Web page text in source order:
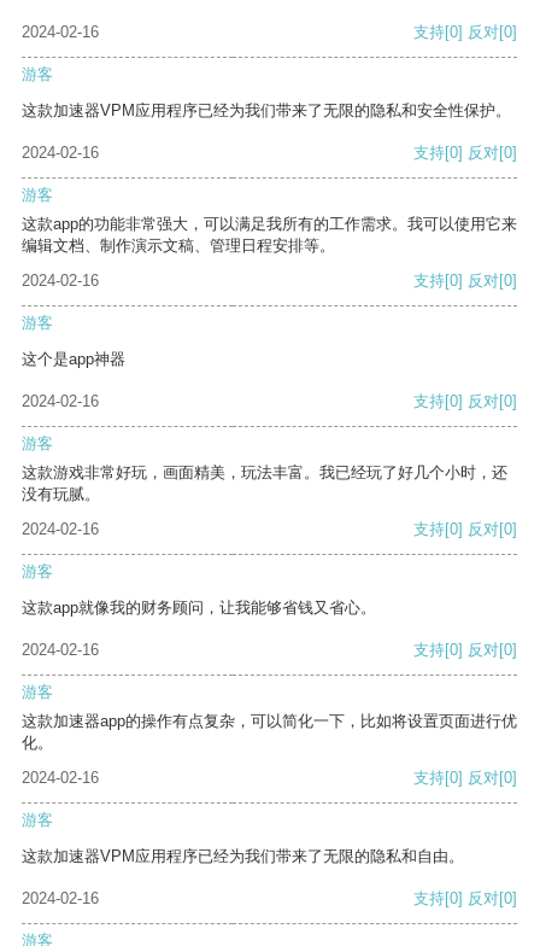
2024-02-16 支持[0] 反对[0]
游客
这款加速器VPM应用程序已经为我们带来了无限的隐私和安全性保护。
2024-02-16 支持[0] 反对[0]
游客
这款app的功能非常强大，可以满足我所有的工作需求。我可以使用它来
编辑文档、制作演示文稿、管理日程安排等。
2024-02-16
支持[0] 反对[0]
游客
这个是app神器
2024-02-16 支持[0] 反对[0]
游客
这款游戏非常好玩，画面精美，玩法丰富。我已经玩了好几个小时，还
没有玩腻。
2024-02-16
支持[0] 反对[0]
游客
这款app就像我的财务顾问，让我能够省钱又省心。
2024-02-16 支持[0] 反对[0]
游客
这款加速器app的操作有点复杂，可以简化一下，比如将设置页面进行优
化。
2024-02-16
支持[0] 反对[0]
游客
这款加速器VPM应用程序已经为我们带来了无限的隐私和自由。
2024-02-16 支持[0] 反对[0]
游客